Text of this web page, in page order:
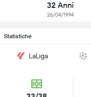
32 Anni
26/04/1994
Statistiche
LaLiga